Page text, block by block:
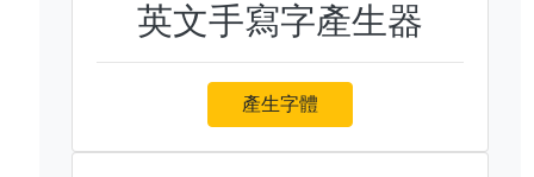
英文手寫字產生器
產生字體